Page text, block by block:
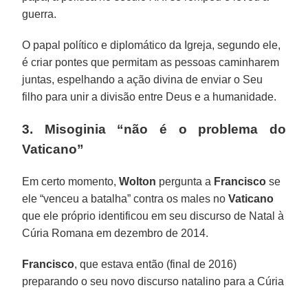
guerra.
O papal político e diplomático da Igreja, segundo ele,
é criar pontes que permitam as pessoas caminharem
juntas, espelhando a ação divina de enviar o Seu
filho para unir a divisão entre Deus e a humanidade.
3. Misoginia “não é o problema do
Vaticano”
Em certo momento,Wolton pergunta a Francisco se
ele “venceu a batalha” contra os males noVaticano
que ele próprio identificou em seu discurso de Natal à
Cúria Romana em dezembro de 2014.
Francisco, que estava então (final de 2016)
preparando o seu novo discurso natalino para a Cúria